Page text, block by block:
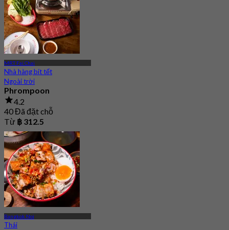
MRT Fai Chai
Nhà hàng bít tết
Ngoài trời
Phrompoon
4.2
40 Đã đặt chỗ
Từ ฿ 312.5
Bangkok Noi
Thái